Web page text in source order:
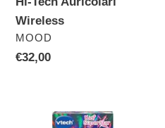
Wireless
VENDITORE
MOOD
Prezzo
€32,00